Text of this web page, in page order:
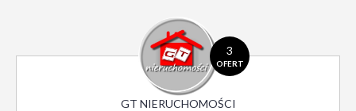
3
OFERT
GT NIERUCHOMOŚCI